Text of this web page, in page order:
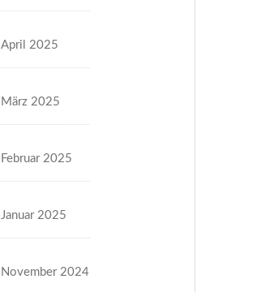
April 2025
März 2025
Februar 2025
Januar 2025
November 2024